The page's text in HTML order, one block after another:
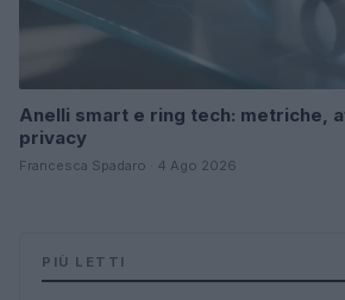
Anelli smart e ring tech: metriche,
privacy
Francesca Spadaro · 4 Ago 2026
PIÙ LETTI